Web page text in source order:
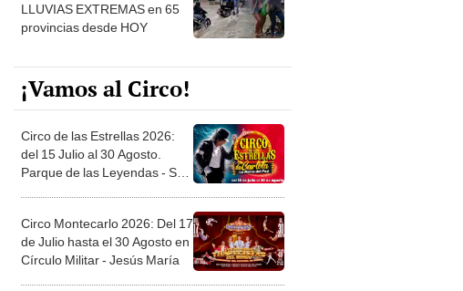
LLUVIAS EXTREMAS en 65
provincias desde HOY
¡Vamos al Circo!
Circo de las Estrellas 2026:
del 15 Julio al 30 Agosto.
Parque de las Leyendas - San
Circo Montecarlo 2026: Del 17
de Julio hasta el 30 Agosto en
Círculo Militar - Jesús María